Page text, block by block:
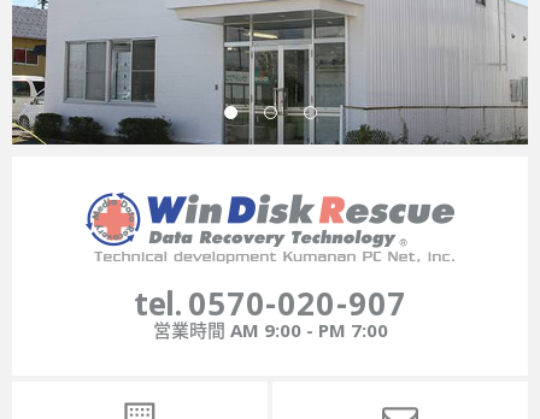
tel.0570-020-907
営業時間 AM 9:00 - PM 7:00